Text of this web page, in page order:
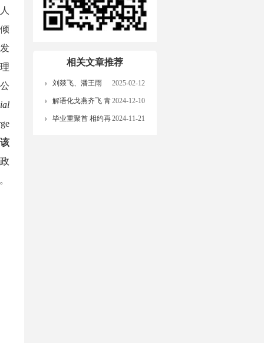
相关文章推荐
2025-02-12
刘燚飞、潘王雨
昂、顾超：大模型的政治价
2024-12-10
解语化戈燕齐飞 青
藤暖阳探索行：北京大学“政
2024-11-21
毕业重聚首 相约再
该